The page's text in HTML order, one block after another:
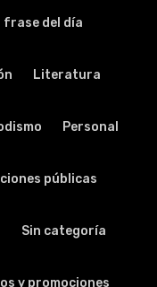
frase del día
Literatura
Personal
públicas
Sin categoría
y promociones